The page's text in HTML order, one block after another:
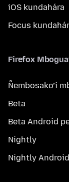
iOS kundahára
Focus
Firefox
Ñembosako’i
Beta
Beta Android
Nightly
Nightly